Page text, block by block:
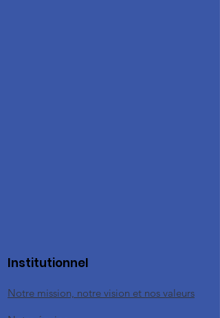
Institutionnel
Notre mission, notre vision et nos valeurs